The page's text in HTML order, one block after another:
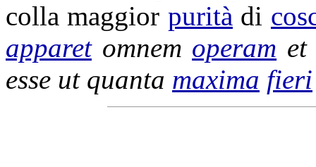
colla maggior purità di
apparetomnem operam
esse ut quanta maxima fieri